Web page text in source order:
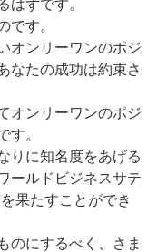
はずです。
です。
オンリーワンのポジ
なたの成功は約束さ
オンリーワンのポジ
す。
りに知名度をあげる
ールドビジネスサテ
果たすことができ
のにするべく、さま